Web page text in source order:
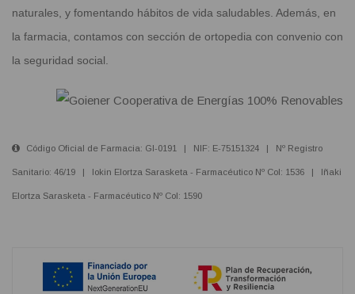
naturales, y fomentando hábitos de vida saludables. Además, en
la farmacia, contamos con sección de ortopedia con convenio con
la seguridad social.
Código Oficial de Farmacia: GI-0191 | NIF: E-75151324 | Nº Registro
Sanitario: 46/19 | Iokin Elortza Sarasketa - Farmacéutico Nº Col: 1536 | Iñaki
Elortza Sarasketa - Farmacéutico Nº Col: 1590